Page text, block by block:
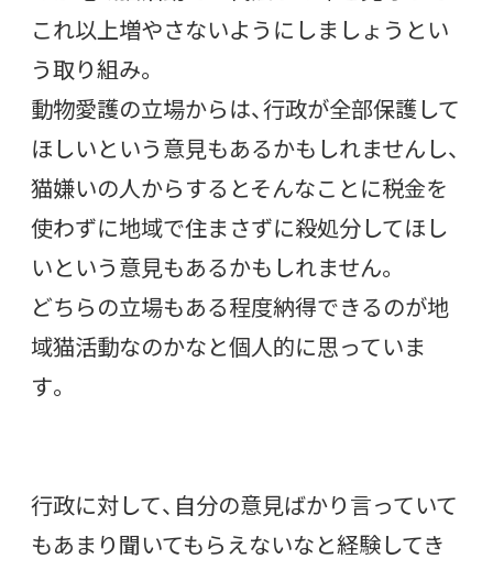
これ以上増やさないようにしましょうとい
う取り組み。
動物愛護の立場からは、行政が全部保護して
ほしいという意見もあるかもしれませんし、
猫嫌いの人からするとそんなことに税金を
使わずに地域で住まさずに殺処分してほし
いという意見もあるかもしれません。
どちらの立場もある程度納得できるのが地
域猫活動なのかなと個人的に思っていま
す。
行政に対して、自分の意見ばかり言っていて
もあまり聞いてもらえないなと経験してき